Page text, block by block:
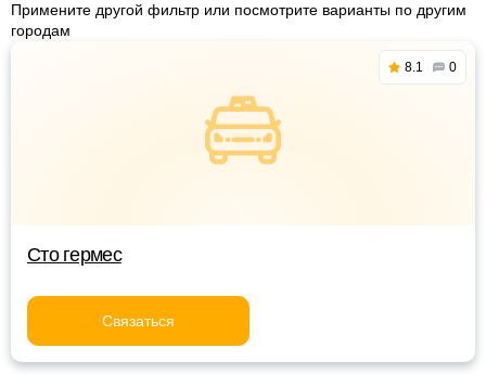
Примените другой фильтр или посмотрите варианты по другим
городам
8.1 0
Сто гермес
Связаться